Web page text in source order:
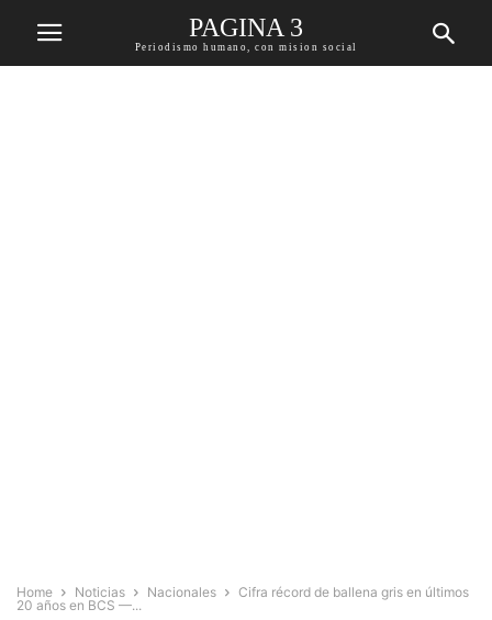
PAGINA 3
Periodismo humano, con mision social
Home Noticias Nacionales
Cifra récord de ballena gris en últimos
20 años en BCS —...